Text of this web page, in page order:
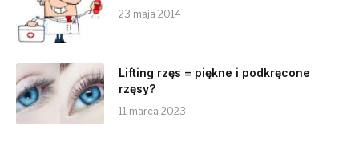
23 maja 2014
Lifting rzęs = piękne i podkręcone
rzęsy?
11 marca 2023